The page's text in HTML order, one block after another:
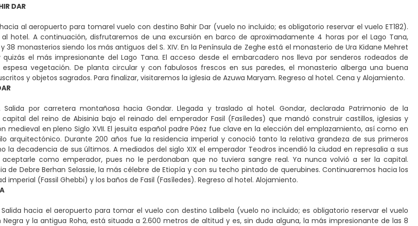
DAR
al aeropuerto para tomarel vuelo con destino Bahir Dar (vuelo no incluido; es obligatorio reservar el vuelo ET182).
al hotel. A continuación, disfrutaremos de una excursión en barco de aproximadamente 4 horas por el Lago Tana,
38 monasterios siendo los más antiguos del S. XIV. En la Península de Zeghe está el monasterio de Ura Kidane Mehret
el más impresionante del Lago Tana. El acceso desde el embarcadero nos lleva por senderos rodeados de
vegetación. De planta circular y con fabulosos frescos en sus paredes, el monasterio alberga una buena
y objetos sagrados. Para finalizar, visitaremos la iglesia de Azuwa Maryam. Regreso al hotel. Cena y Alojamiento.
Salida por carretera montañosa hacia Gondar. Llegada y traslado al hotel. Gondar, declarada Patrimonio de la
del reino de Abisinia bajo el reinado del emperador Fasil (Fasíledes) que mandó construir castillos, iglesias y
medieval en pleno Siglo XVII. El jesuita español padre Páez fue clave en la elección del emplazamiento, así como en
arquitectónico. Durante 200 años fue la residencia imperial y conoció tanto la relativa grandeza de sus primeros
la decadencia de sus últimos. A mediados del siglo XIX el emperador Teodros incendió la ciudad en represalia a sus
como emperador, pues no le perdonaban que no tuviera sangre real. Ya nunca volvió a ser la capital.
de Debre Berhan Selassie, la más célebre de Etiopía y con su techo pintado de querubines. Continuaremos hacia los
imperial (Fassil Ghebbi) y los baños de Fasil (Fasíledes). Regreso al hotel. Alojamiento.
hacia el aeropuerto para tomar el vuelo con destino Lalibela (vuelo no incluido; es obligatorio reservar el vuelo
Negra y la antigua Roha, está situada a 2.600 metros de altitud y es, sin duda alguna, la más impresionante de las 8